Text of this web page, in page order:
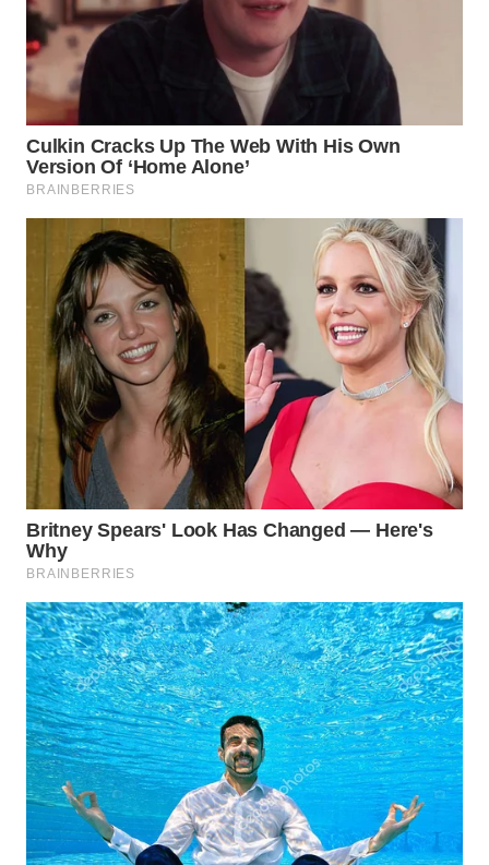
TAPANULI
SELATAN
WN
TANJUNG
LESUNG
WN
KARO
WN
SIMALUNGUN
WN
LABUHANBATU
WN
TAPANULI
TENGAH
WN DELI
SERDANG
WN
TEBING
TINGGI
WN
PAKPAK
WN
KARAWANG